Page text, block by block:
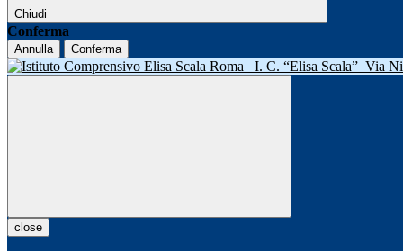
Chiudi
Conferma
Annulla Conferma
I. C. “Elisa Scala” Via
close